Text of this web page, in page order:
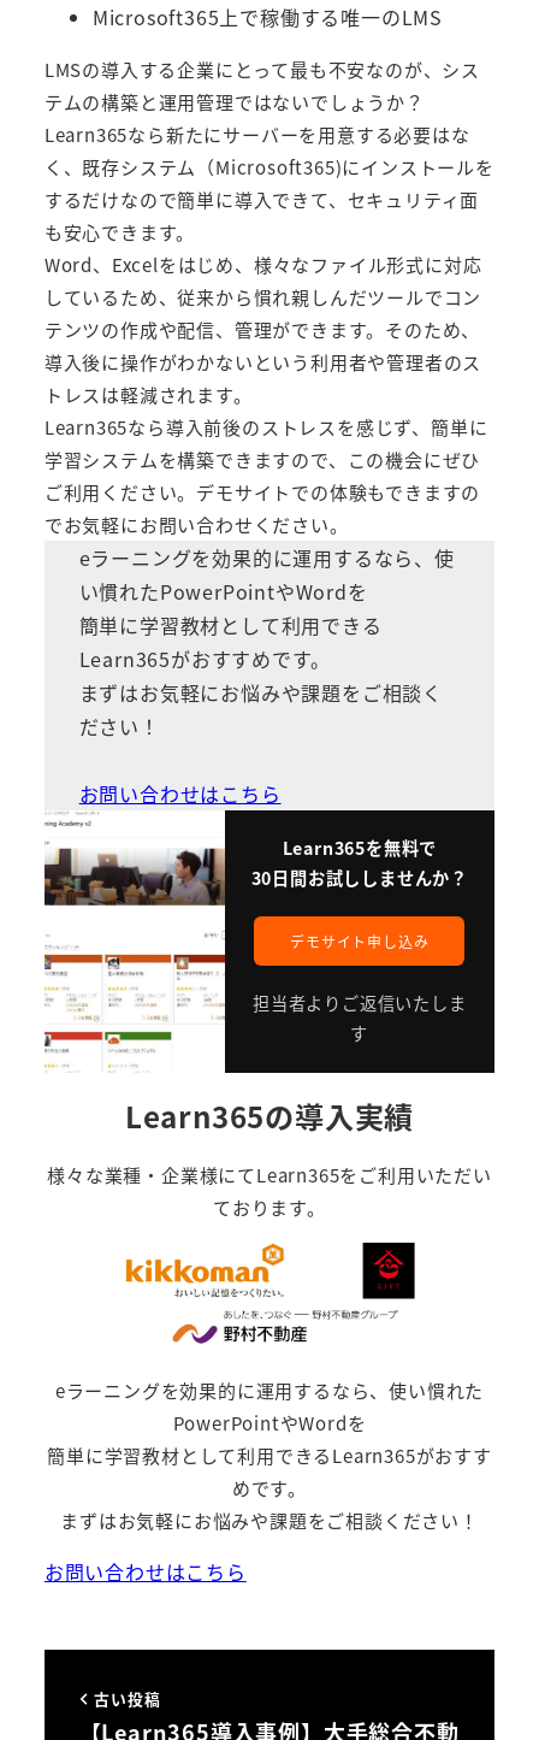
Microsoft365上で稼働する唯一のLMS
LMSの導入する企業にとって最も不安なのが、シス
テムの構築と運用管理ではないでしょうか？
Learn365なら新たにサーバーを用意する必要はな
く、既存システム（Microsoft365)にインストールを
するだけなので簡単に導入できて、セキュリティ面
も安心できます。
Word、Excelをはじめ、様々なファイル形式に対応
しているため、従来から慣れ親しんだツールでコン
テンツの作成や配信、管理ができます。そのため、
導入後に操作がわかないという利用者や管理者のス
トレスは軽減されます。
Learn365なら導入前後のストレスを感じず、簡単に
学習システムを構築できますので、この機会にぜひ
ご利用ください。デモサイトでの体験もできますの
でお気軽にお問い合わせください。
eラーニングを効果的に運用するなら、使
い慣れたPowerPointやWordを
簡単に学習教材として利用できる
Learn365がおすすめです。
まずはお気軽にお悩みや課題をご相談く
ださい！
お問い合わせはこちら
Learn365を無料で
30日間お試ししませんか？
デモサイト申し込み
担当者よりご返信いたしま
す
Learn365の導入実績
様々な業種・企業様にてLearn365をご利用いただい
ております。
eラーニングを効果的に運用するなら、使い慣れた
PowerPointやWordを
簡単に学習教材として利用できるLearn365がおすす
めです。
まずはお気軽にお悩みや課題をご相談ください！
お問い合わせはこちら
古い投稿
【Learn365導入事例】大手総合不動